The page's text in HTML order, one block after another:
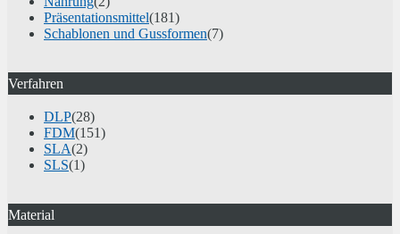
Präsentationsmittel(181)
Schablonen und Gussformen(7)
Verfahren
DLP(28)
FDM(151)
SLA(2)
SLS(1)
Material